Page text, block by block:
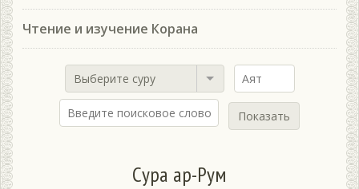
Чтение и изучение Корана
Выберите суру
Показать
Сура ар-Рум